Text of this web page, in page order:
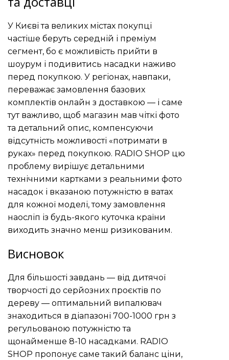
У Києві та великих містах покупці
частіше беруть середній і преміум
сегмент, бо є можливість прийти в
шоурум і подивитись насадки наживо
перед покупкою. У регіонах, навпаки,
переважає замовлення базових
комплектів онлайн з доставкою — і саме
тут важливо, щоб магазин мав чіткі фото
та детальний опис, компенсуючи
відсутність можливості «потримати в
руках» перед покупкою. RADIO SHOP цю
проблему вирішує детальними
технічними картками з реальними фото
насадок і вказаною потужністю в ватах
для кожної моделі, тому замовлення
наосліп із будь-якого куточка країни
виходить значно менш ризикованим.
Висновок
Для більшості завдань — від дитячої
творчості до серйозних проєктів по
дереву — оптимальний випалювач
знаходиться в діапазоні 700-1000 грн з
регульованою потужністю та
щонайменше 8-10 насадками. RADIO
SHOP пропонує саме такий баланс ціни,